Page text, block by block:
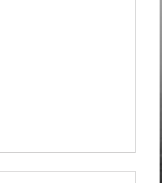
über Google Pay: